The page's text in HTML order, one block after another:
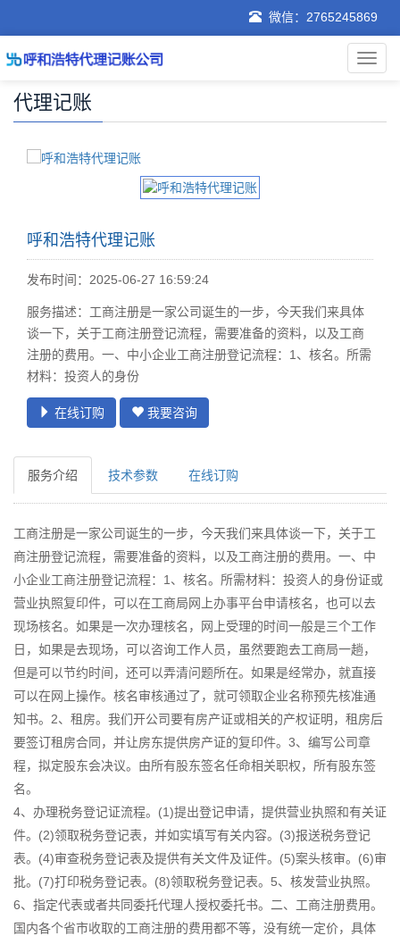
微信：2765245869
代理记账
呼和浩特代理记账
发布时间：2025-06-27 16:59:24
服务描述：工商注册是一家公司诞生的一步，今天我们来具体
谈一下，关于工商注册登记流程，需要准备的资料，以及工商
注册的费用。一、中小企业工商注册登记流程：1、核名。所需
材料：投资人的身份
在线订购 我要咨询
服务介绍 技术参数 在线订购
工商注册是一家公司诞生的一步，今天我们来具体谈一下，关于工
商注册登记流程，需要准备的资料，以及工商注册的费用。一、中
小企业工商注册登记流程：1、核名。所需材料：投资人的身份证或
营业执照复印件，可以在工商局网上办事平台申请核名，也可以去
现场核名。如果是一次办理核名，网上受理的时间一般是三个工作
日，如果是去现场，可以咨询工作人员，虽然要跑去工商局一趟，
但是可以节约时间，还可以弄清问题所在。如果是经常办，就直接
可以在网上操作。核名审核通过了，就可领取企业名称预先核准通
知书。2、租房。我们开公司要有房产证或相关的产权证明，租房后
要签订租房合同，并让房东提供房产证的复印件。3、编写公司章
程，拟定股东会决议。由所有股东签名任命相关职权，所有股东签
名。
4、办理税务登记证流程。(1)提出登记申请，提供营业执照和有关证
件。(2)领取税务登记表，并如实填写有关内容。(3)报送税务登记
表。(4)审查税务登记表及提供有关文件及证件。(5)案头核审。(6)审
批。(7)打印税务登记表。(8)领取税务登记表。5、核发营业执照。
6、指定代表或者共同委托代理人授权委托书。二、工商注册费用。
国内各个省市收取的工商注册的费用都不等，没有统一定价，具体